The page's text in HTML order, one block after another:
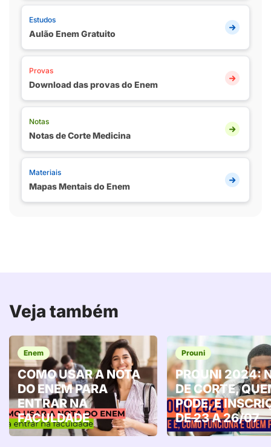
Estudos
Aulão Enem Gratuito
Provas
Download das provas do Enem
Notas
Notas de Corte Medicina
Materiais
Mapas Mentais do Enem
Veja também
Enem
COMO USAR A NOTA
DO ENEM PARA
ENTRAR NA
FACULDADE
Prouni
PROUNI 2024:
DE CORTE,
PODE, E
DE 23 A 26/07